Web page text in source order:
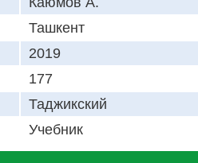
Ташкент
2019
177
Таджикский
Учебник